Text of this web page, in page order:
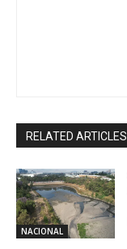
RELATED ARTICLES
NACIONAL